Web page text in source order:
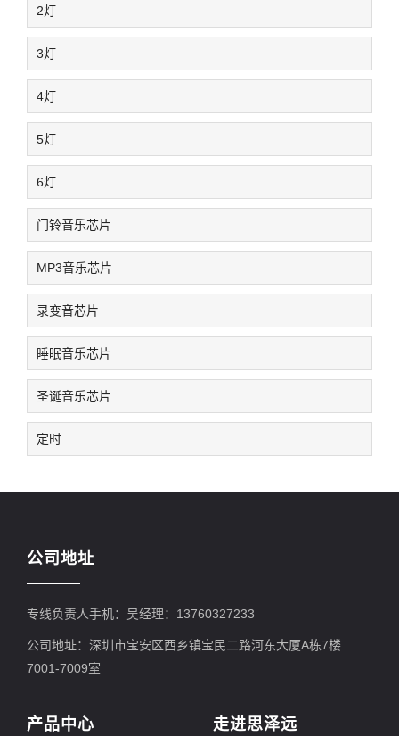
2灯
3灯
4灯
5灯
6灯
门铃音乐芯片
MP3音乐芯片
录变音芯片
睡眠音乐芯片
圣诞音乐芯片
定时
公司地址
专线负责人手机：吴经理：13760327233
公司地址：深圳市宝安区西乡镇宝民二路河东大厦A栋7楼
7001-7009室
产品中心 走进思泽远